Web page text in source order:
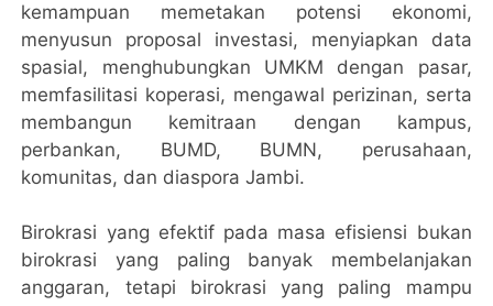
kemampuan memetakan potensi ekonomi,
menyusun proposal investasi, menyiapkan data
spasial, menghubungkan UMKM dengan pasar,
memfasilitasi koperasi, mengawal perizinan, serta
membangun kemitraan dengan kampus,
perbankan, BUMD, BUMN, perusahaan,
komunitas, dan diaspora Jambi.
Birokrasi yang efektif pada masa efisiensi bukan
birokrasi yang paling banyak membelanjakan
anggaran, tetapi birokrasi yang paling mampu